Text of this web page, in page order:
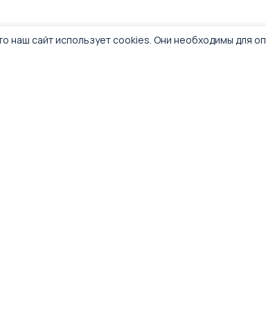
наш сайт использует cookies. Они необходимы для